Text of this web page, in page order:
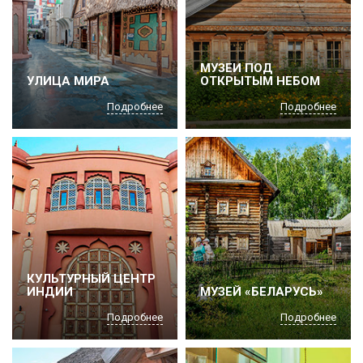
УЛИЦА МИРА
Подробнее
МУЗЕИ ПОД
ОТКРЫТЫМ НЕБОМ
Подробнее
КУЛЬТУРНЫЙ ЦЕНТР
ИНДИИ
Подробнее
МУЗЕЙ «БЕЛАРУСЬ»
Подробнее